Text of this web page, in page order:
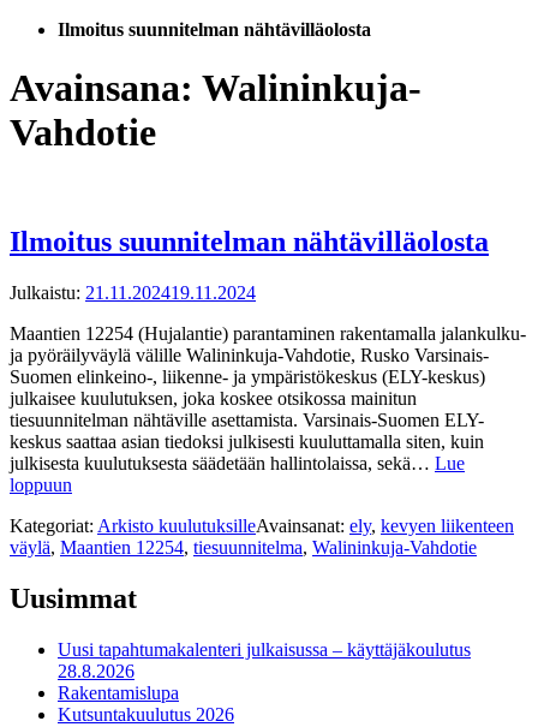
Ilmoitus suunnitelman nähtävilläolosta
Avainsana: Walininkuja-
Vahdotie
Ilmoitus suunnitelman nähtävilläolosta
Julkaistu: 21.11.202419.11.2024
Maantien 12254 (Hujalantie) parantaminen rakentamalla jalankulku-
ja pyöräilyväylä välille Walininkuja-Vahdotie, Rusko Varsinais-
Suomen elinkeino-, liikenne- ja ympäristökeskus (ELY-keskus)
julkaisee kuulutuksen, joka koskee otsikossa mainitun
tiesuunnitelman nähtäville asettamista. Varsinais-Suomen ELY-
keskus saattaa asian tiedoksi julkisesti kuuluttamalla siten, kuin
julkisesta kuulutuksesta säädetään hallintolaissa, sekä… Lue
loppuun
Kategoriat: Arkisto kuulutuksilleAvainsanat: ely, kevyen liikenteen
väylä, Maantien 12254, tiesuunnitelma, Walininkuja-Vahdotie
Uusimmat
Uusi tapahtumakalenteri julkaisussa – käyttäjäkoulutus
28.8.2026
Rakentamislupa
Kutsuntakuulutus 2026